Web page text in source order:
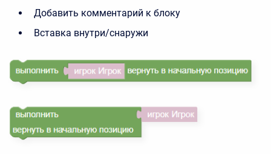
Добавить комментарий к блоку
Вставка внутри/снаружи